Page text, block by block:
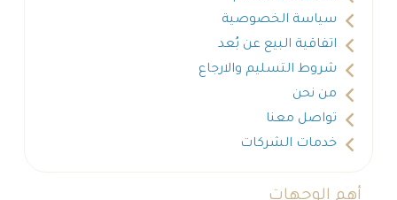
سياسة الخصوصية
اتفاقية البيع عن بُعد
شروط التسليم والارجاع
من نحن
تواصل معنا
خدمات الشركات